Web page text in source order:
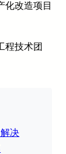
化改造项目
程技术团
决